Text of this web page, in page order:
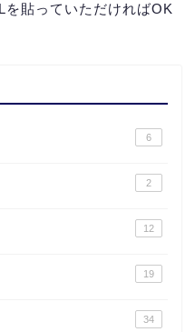
貼っていただければOK
6
2
12
19
34